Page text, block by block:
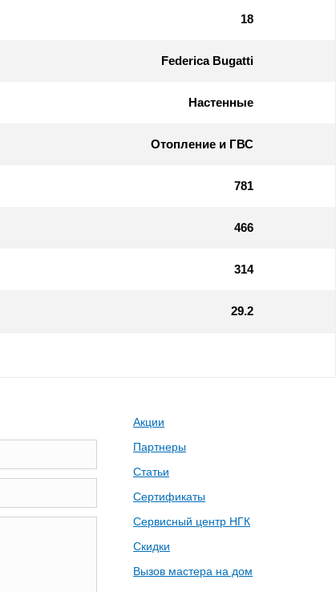
18
Federica Bugatti
Настенные
Отопление и ГВС
781
466
314
29.2
Акции
Партнеры
Статьи
Сертификаты
Сервисный центр НГК
Скидки
Вызов мастера на дом